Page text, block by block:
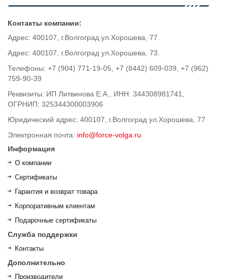
Контакты компании:
Адрес: 400107, г.Волгоград ул.Хорошева, 77.
Адрес: 400107, г.Волгоград ул.Хорошева, 73.
Телефоны: +7 (904) 771-19-05, +7 (8442) 609-039, +7 (962)
759-90-39
Реквизиты: ИП Литвинова Е.А., ИНН: 344308981741,
ОГРНИП: 325344300003906
Юридический адрес: 400107, г.Волгоград ул.Хорошева, 77
Электронная почта: info@force-volga.ru
Информация
О компании
Сертификаты
Гарантия и возврат товара
Корпоративным клиентам
Подарочные сертификаты
Служба поддержки
Контакты
Дополнительно
Производители